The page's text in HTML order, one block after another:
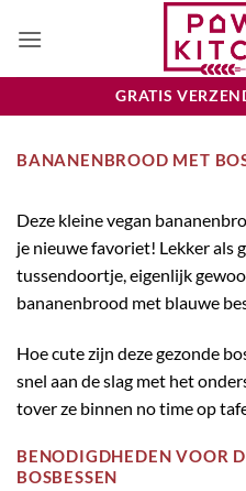
naar
GRATIS
BANANENBROOD MET
Deze kleine vegan
je nieuwe favoriet! Lekker als
tussendoortje, eigenlijk
bananenbrood met blauwe
Hoe cute zijn deze gezonde
snel aan de slag met het
tover ze binnen no time op
BENODIGDHEDEN VOOR
BOSBESSEN